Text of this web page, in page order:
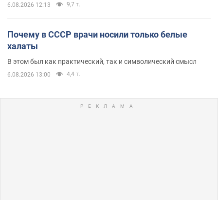
6.08.2026 12:13 9,7 т.
Почему в СССР врачи носили только белые
халаты
В этом был как практический, так и символический смысл
6.08.2026 13:00 4,4 т.